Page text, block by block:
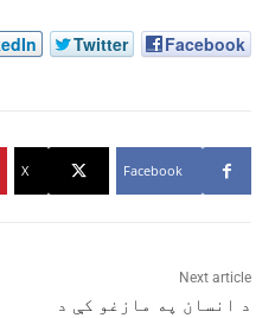
Facebook
Twitter
Facebook
X
Next article
د انسان په مازغو کې د